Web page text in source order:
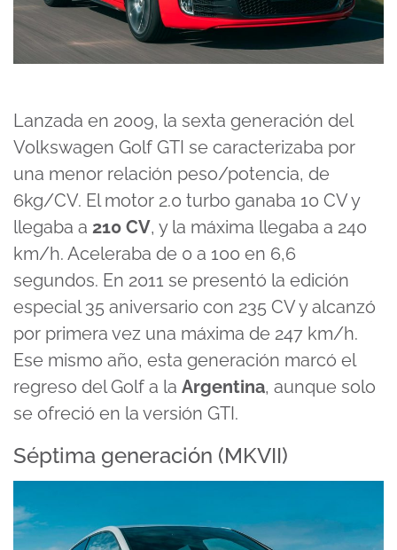
Lanzada en 2009, la sexta generación del
Volkswagen Golf GTI se caracterizaba por
una menor relación peso/potencia, de
6kg/CV. El motor 2.0 turbo ganaba 10 CV y
llegaba a 210 CV, y la máxima llegaba a 240
km/h. Aceleraba de 0 a 100 en 6,6
segundos. En 2011 se presentó la edición
especial 35 aniversario con 235 CV y alcanzó
por primera vez una máxima de 247 km/h.
Ese mismo año, esta generación marcó el
regreso del Golf a la Argentina, aunque solo
se ofreció en la versión GTI.
Séptima generación (MKVII)